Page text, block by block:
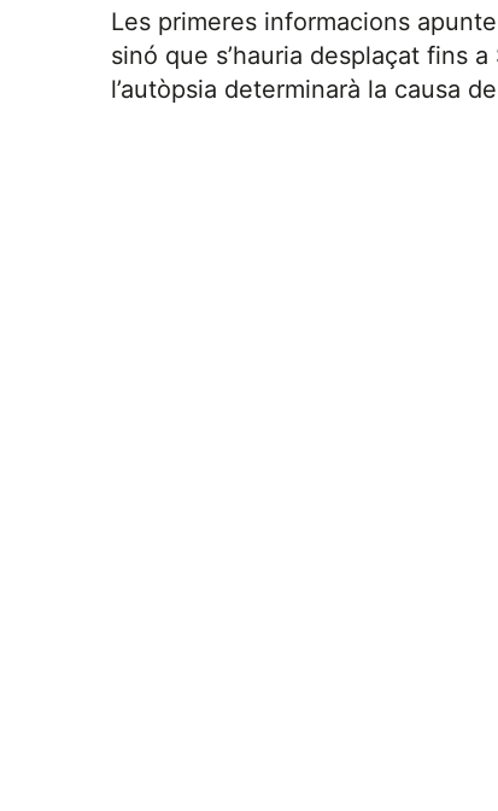
Les primeres informacions
sinó que s’hauria desplaçat fins
l’autòpsia determinarà la causa